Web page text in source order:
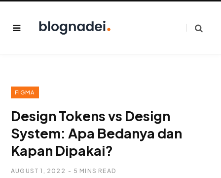
FIGMA
Design Tokens vs Design
System: Apa Bedanya dan
Kapan Dipakai?
AUGUST 1, 2022 5 MINS READ